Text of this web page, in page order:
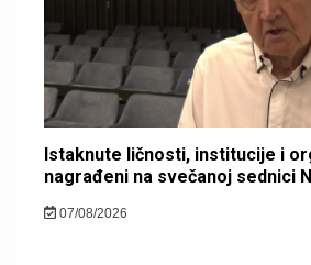
Istaknute ličnosti, institucije i
nagrađeni na svečanoj sednici
07/08/2026